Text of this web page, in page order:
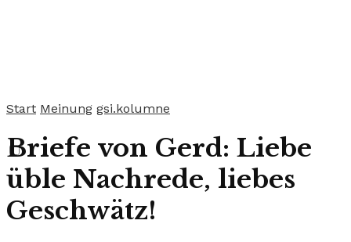
Start Meinung gsi.kolumne
Briefe von Gerd: Liebe
üble Nachrede, liebes
Geschwätz!